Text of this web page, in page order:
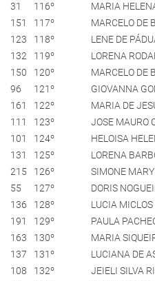
31
116º
MARIA
151
117º
MARCELO DE
123
118º
LENE DE
132
119º
LORENA
150
120º
MARCELO DE
96
121º
GIOVANNA
161
122º
MARIA DE
111
123º
JOSE MAURO
101
124º
HELOISA
131
125º
LORENA
215
126º
SIMONE
55
127º
DORIS
136
128º
LUCIA MICLOS
191
129º
PAULA
163
130º
MARIA
137
131º
LUCIANA DE
108
132º
JEIELI SILVA